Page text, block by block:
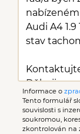
Informace o
Tento formulář
souvislosti s
soukromou,
zkontrolován na